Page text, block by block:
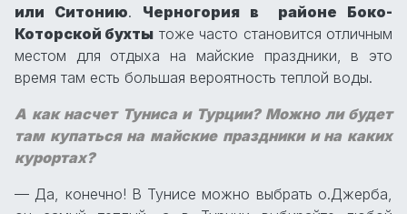
или Ситонию. Черногория в районе Боко-
Которской бухты тоже часто становится отличным
местом для отдыха на майские праздники, в это
время там есть большая вероятность теплой воды.
А как насчет Туниса и Турции? Можно ли будет
там купаться на майские праздники и на каких
курортах?
— Да, конечно! В Тунисе можно выбрать о.Джерба,